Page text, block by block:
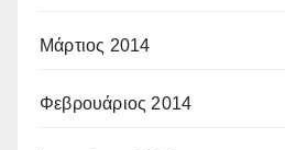
Μάρτιος 2014
Φεβρουάριος 2014